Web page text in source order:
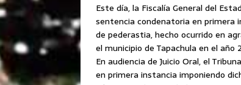
Este día, la Fiscalía General del
sentencia condenatoria en primera
de pederastia, hecho ocurrido en
el municipio de Tapachula en el año
En audiencia de Juicio Oral, el
en primera instancia imponiendo